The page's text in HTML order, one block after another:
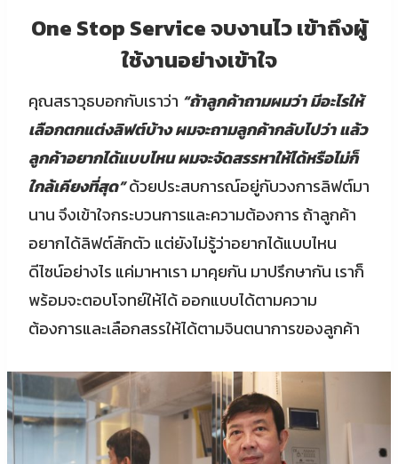
One Stop Service จบงานไว เข้าถึงผู้
ใช้งานอย่างเข้าใจ
คุณสราวุธบอกกับเราว่า “ถ้าลูกค้าถามผมว่า มีอะไรให้
เลือกตกแต่งลิฟต์บ้าง ผมจะถามลูกค้ากลับไปว่า แล้ว
ลูกค้าอยากได้แบบไหน ผมจะจัดสรรหาให้ได้หรือไม่ก็
ใกล้เคียงที่สุด”ด้วยประสบการณ์อยู่กับวงการลิฟต์มา
นาน จึงเข้าใจกระบวนการและความต้องการ ถ้าลูกค้า
อยากได้ลิฟต์สักตัว แต่ยังไม่รู้ว่าอยากได้แบบไหน
ดีไซน์อย่างไร แค่มาหาเรา มาคุยกัน มาปรึกษากัน เราก็
พร้อมจะตอบโจทย์ให้ได้ ออกแบบได้ตามความ
ต้องการและเลือกสรรให้ได้ตามจินตนาการของลูกค้า